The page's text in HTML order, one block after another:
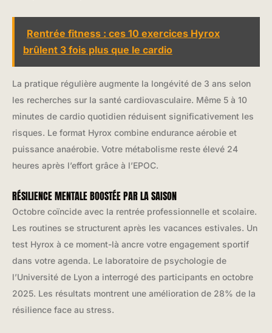
Rentrée fitness : ces 10 exercices Hyrox
brûlent 3 fois plus que le cardio
La pratique régulière augmente la longévité de 3 ans selon
les recherches sur la santé cardiovasculaire. Même 5 à 10
minutes de cardio quotidien réduisent significativement les
risques. Le format Hyrox combine endurance aérobie et
puissance anaérobie. Votre métabolisme reste élevé 24
heures après l’effort grâce à l’EPOC.
RÉSILIENCE MENTALE BOOSTÉE PAR LA SAISON
Octobre coïncide avec la rentrée professionnelle et scolaire.
Les routines se structurent après les vacances estivales. Un
test Hyrox à ce moment-là ancre votre engagement sportif
dans votre agenda. Le laboratoire de psychologie de
l’Université de Lyon a interrogé des participants en octobre
2025. Les résultats montrent une amélioration de 28% de la
résilience face au stress.